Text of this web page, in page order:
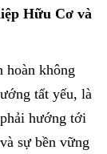
Hữu Cơ và
hoàn không
tất yếu, là
hướng tới
sự bền vững